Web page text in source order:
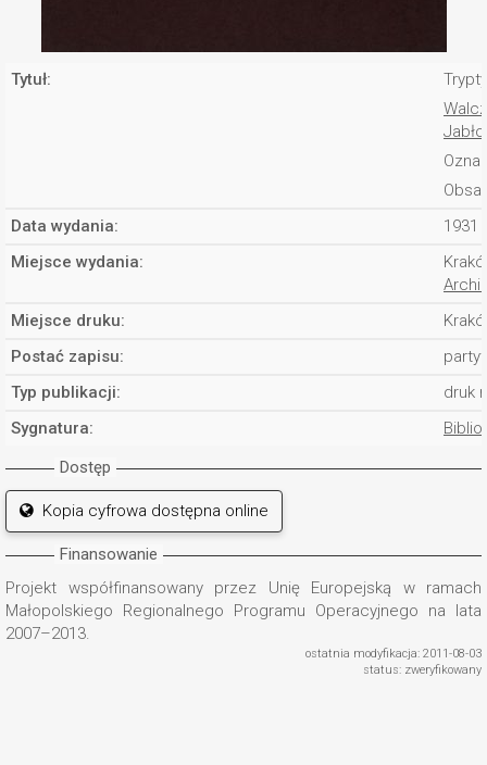
Tytuł:
Data wydania:
1931
Miejsce wydania:
Miejsce druku:
Postać zapisu:
Typ publikacji:
druk
Sygnatura:
Dostęp
Kopia cyfrowa dostępna online
Finansowanie
Projekt współfinansowany przez Unię Europejską w ramach
Małopolskiego Regionalnego Programu Operacyjnego na lata
2007–2013.
ostatnia modyfikacja: 2011-08-03
status: zweryfikowany